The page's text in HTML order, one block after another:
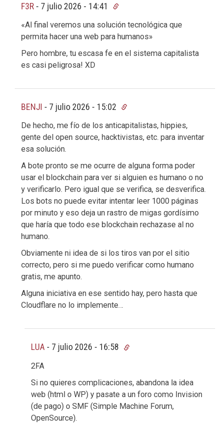
F3R - 7 julio 2026 - 14:41
«Al final veremos una solución tecnológica que
permita hacer una web para humanos»
Pero hombre, tu escasa fe en el sistema capitalista
es casi peligrosa! XD
BENJI - 7 julio 2026 - 15:02
De hecho, me fío de los anticapitalistas, hippies,
gente del open source, hacktivistas, etc. para inventar
esa solución.
A bote pronto se me ocurre de alguna forma poder
usar el blockchain para ver si alguien es humano o no
y verificarlo. Pero igual que se verifica, se desverifica.
Los bots no puede evitar intentar leer 1000 páginas
por minuto y eso deja un rastro de migas gordísimo
que haría que todo ese blockchain rechazase al no
humano.
Obviamente ni idea de si los tiros van por el sitio
correcto, pero si me puedo verificar como humano
gratis, me apunto.
Alguna iniciativa en ese sentido hay, pero hasta que
Cloudflare no lo implemente…
LUA - 7 julio 2026 - 16:58
2FA
Si no quieres complicaciones, abandona la idea
web (html o WP) y pasate a un foro como Invision
(de pago) o SMF (Simple Machine Forum,
OpenSource).